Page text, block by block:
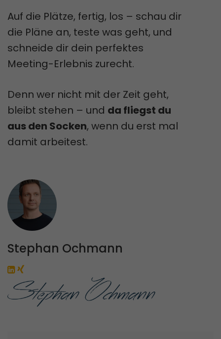
Auf die Plätze, fertig, los – schau dir
die Pläne an, teste was geht, und
schneide dir dein perfektes
Meeting-Erlebnis zurecht.
Denn wer nicht mit der Zeit geht,
bleibt stehen – und da fliegst du
aus den Socken, wenn du erst mal
damit arbeitest.
Stephan Ochmann